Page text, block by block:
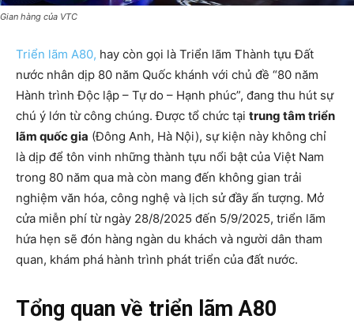
Gian hàng của VTC
Triển lãm A80, hay còn gọi là Triển lãm Thành tựu Đất
nước nhân dịp 80 năm Quốc khánh với chủ đề “80 năm
Hành trình Độc lập – Tự do – Hạnh phúc”, đang thu hút sự
chú ý lớn từ công chúng. Được tổ chức tại trung tâm triển
lãm quốc gia (Đông Anh, Hà Nội), sự kiện này không chỉ
là dịp để tôn vinh những thành tựu nổi bật của Việt Nam
trong 80 năm qua mà còn mang đến không gian trải
nghiệm văn hóa, công nghệ và lịch sử đầy ấn tượng. Mở
cửa miễn phí từ ngày 28/8/2025 đến 5/9/2025, triển lãm
hứa hẹn sẽ đón hàng ngàn du khách và người dân tham
quan, khám phá hành trình phát triển của đất nước.
Tổng quan về triển lãm A80